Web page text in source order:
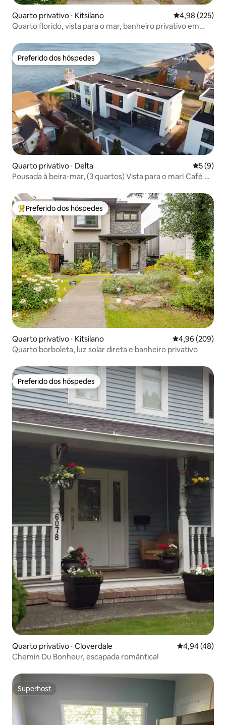
Quarto privativo ⋅ Kitsilano 4,98 de uma
4,98 (225)
Quarto florido, vista para o mar, banheiro privativo em
Preferido dos hóspedes
Preferido dos hóspedes
Quarto privativo ⋅ Delta 5 de
5 (9)
Pousada à beira-mar, (3 quartos) Vista para o mar! Café da
Entre os melhores preferidos dos hóspedes
Preferido dos hóspedes
Quarto privativo ⋅ Kitsilano 4,96 de uma
4,96 (209)
Quarto borboleta, luz solar direta e banheiro privativo
Preferido dos hóspedes
Preferido dos hóspedes
Quarto privativo ⋅ Cloverdale 4,94 de uma
4,94 (48)
Chemin Du Bonheur, escapada romântica!
Superhost
Superhost